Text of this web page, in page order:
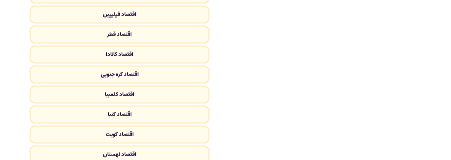
اقتصاد فیلیپین
اقتصاد قطر
اقتصاد کانادا
اقتصاد کره جنوبی
اقتصاد کلمبیا
اقتصاد کنیا
اقتصاد کویت
اقتصاد لهستان